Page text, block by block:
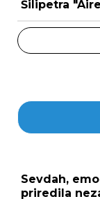
Šilipetra
Sevdah,
priredila